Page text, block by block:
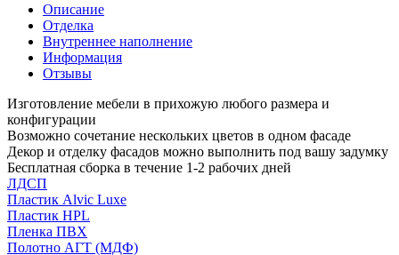
Описание
Отделка
Внутреннее наполнение
Информация
Отзывы
Изготовление мебели в прихожую любого размера и
конфигурации
Возможно сочетание нескольких цветов в одном фасаде
Декор и отделку фасадов можно выполнить под вашу задумку
Бесплатная сборка в течение 1-2 рабочих дней
ЛДСП
Пластик Alvic Luxe
Пластик HPL
Пленка ПВХ
Полотно АГТ (МДФ)